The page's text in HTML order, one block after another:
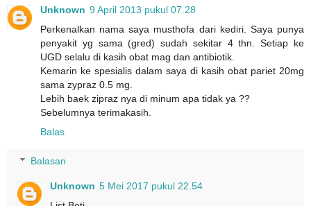
Unknown 9 April 2013 pukul 07.28
Perkenalkan nama saya musthofa dari kediri. Saya punya
penyakit yg sama (gred) sudah sekitar 4 thn. Setiap ke
UGD selalu di kasih obat mag dan antibiotik.
Kemarin ke spesialis dalam saya di kasih obat pariet 20mg
sama zypraz 0.5 mg.
Lebih baek zipraz nya di minum apa tidak ya ??
Sebelumnya terimakasih.
Balas
Balasan
Unknown 5 Mei 2017 pukul 22.54